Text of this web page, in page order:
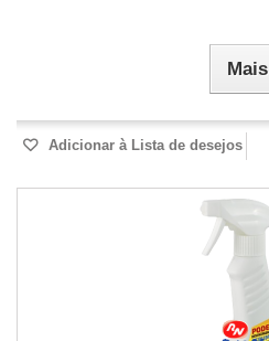
Mais
Adicionar à Lista de desejos